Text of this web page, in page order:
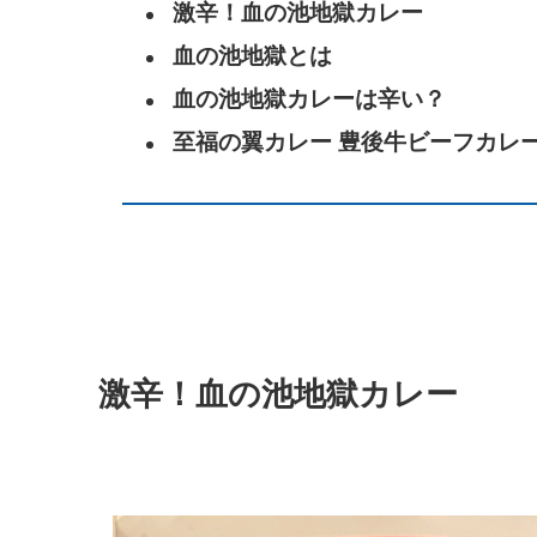
激辛！血の池地獄カレー
血の池地獄とは
血の池地獄カレーは辛い？
至福の翼カレー 豊後牛ビーフカレ
激辛！血の池地獄カレー